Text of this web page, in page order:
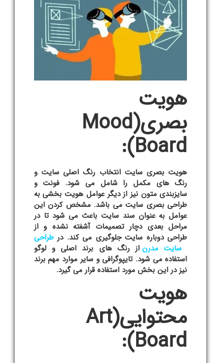
هویت
بصری (Mood
Board)
:
هویت بصری سایت انتخاب رنگ اصلی سایت و
رنگ های مکمل را شامل می شود. فونت و
سایزبندی متون نیز از دیگر عوامل هویت بخشی به
طراحی بصری سایتمی باشد. مشخص کردن این
عوامل به عنوان سند سایت باعث می شود تا در
مراحل بعدی دچار تصمیمات آشفته نشده و از
طراحی دوباره سایت جلوگیری می کند. درطراحی
سایت مدرن از رنگ های برند اصلی و لوگو
استفاده می شود. تایپوگرافی و سایر موارد مهم برند
نیز در این بخش مورد استفاده قرار می گیرد.
هویت
محتوایی (Art
Board)
: